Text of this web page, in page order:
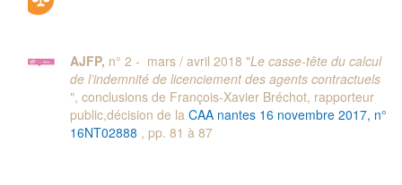
AJFP, n° 2 - mars / avril 2018 "Le casse-tête du calcul
de l’indemnité de licenciement des agents contractuels
", conclusions de François-Xavier Bréchot, rapporteur
public,décision de la CAA nantes 16 novembre 2017, n°
16NT02888 , pp. 81 à 87